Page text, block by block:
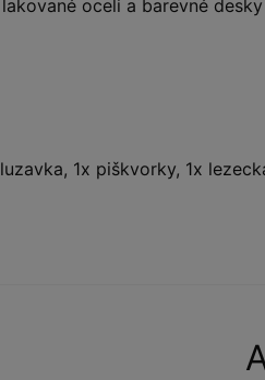
oceli a barevné
1x piškvorky, 1x